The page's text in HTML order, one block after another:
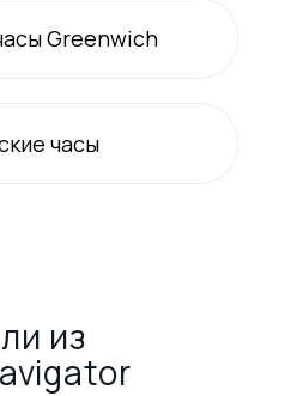
Greenwich
часы
из